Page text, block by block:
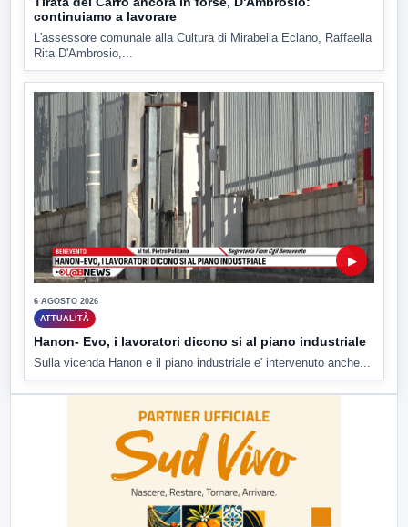
continuiamo a lavorare
L'assessore comunale alla Cultura di Mirabella Eclano, Raffaella
Rita D'Ambrosio,...
▶
6 AGOSTO 2026
ATTUALITÀ
Hanon- Evo, i lavoratori dicono si al piano industriale
Sulla vicenda Hanon e il piano industriale e' intervenuto anche...